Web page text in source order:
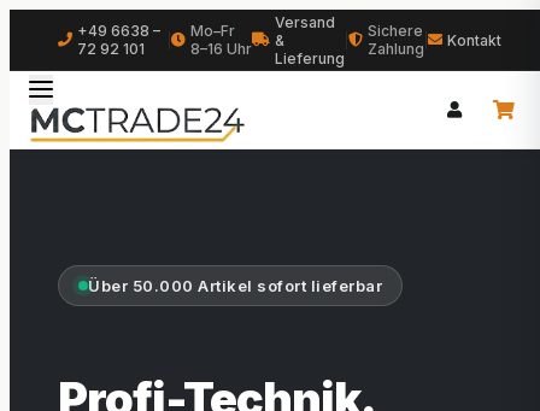
+49 6638 –
72 92 101
Mo–Fr
8–16 Uhr
Versand
&
Lieferung
Sichere
Zahlung
Kontakt
Über 50.000 Artikel sofort lieferbar
Profi-Technik.